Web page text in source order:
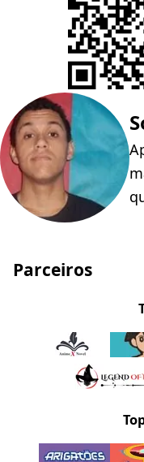
Parceiros